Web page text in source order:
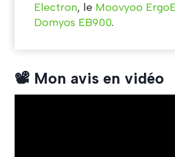
Electron, le Moovyoo
Domyos EB900.
📽️ Mon avis en vidéo